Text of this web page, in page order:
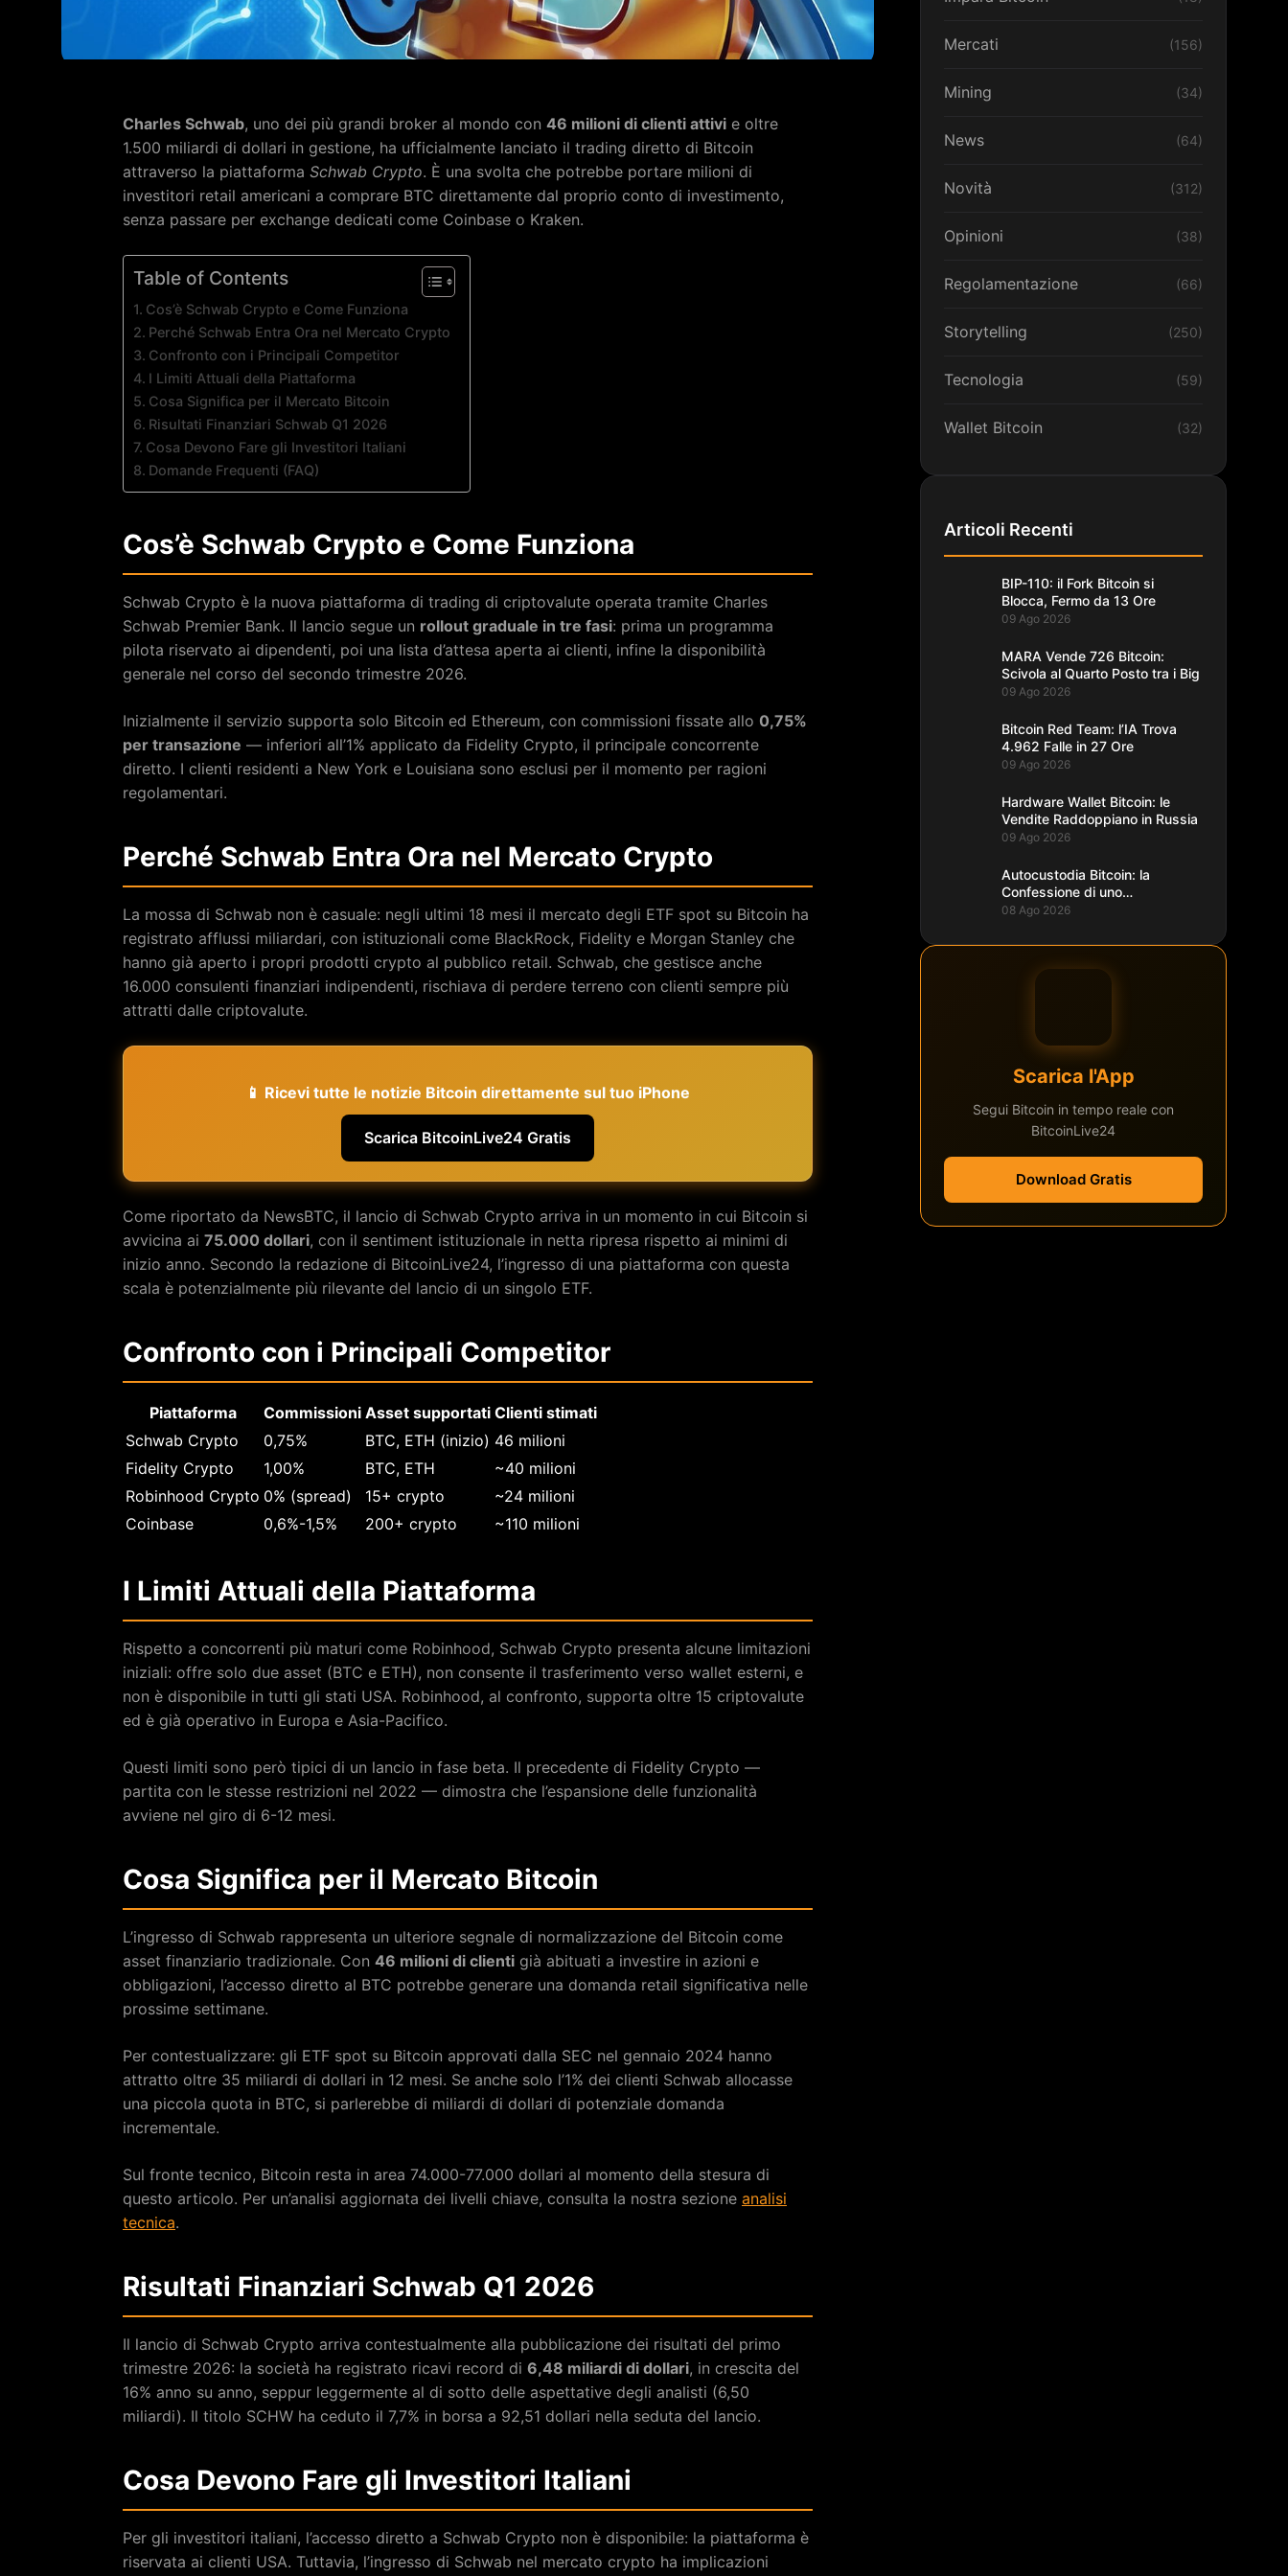
Charles Schwab, uno dei più grandi broker al mondo con 46 milioni di clienti attivi e oltre
1.500 miliardi di dollari in gestione, ha ufficialmente lanciato il trading diretto di Bitcoin
attraverso la piattaforma Schwab Crypto. È una svolta che potrebbe portare milioni di
investitori retail americani a comprare BTC direttamente dal proprio conto di investimento,
senza passare per exchange dedicati come Coinbase o Kraken.
Table of Contents
Cos’è Schwab Crypto e Come Funziona
Perché Schwab Entra Ora nel Mercato Crypto
Confronto con i Principali Competitor
I Limiti Attuali della Piattaforma
Cosa Significa per il Mercato Bitcoin
Risultati Finanziari Schwab Q1 2026
Cosa Devono Fare gli Investitori Italiani
Domande Frequenti (FAQ)
Cos’è Schwab Crypto e Come Funziona
Schwab Crypto è la nuova piattaforma di trading di criptovalute operata tramite Charles
Schwab Premier Bank. Il lancio segue un rollout graduale in tre fasi: prima un programma
pilota riservato ai dipendenti, poi una lista d’attesa aperta ai clienti, infine la disponibilità
generale nel corso del secondo trimestre 2026.
Inizialmente il servizio supporta solo Bitcoin ed Ethereum, con commissioni fissate allo 0,75%
per transazione — inferiori all’1% applicato da Fidelity Crypto, il principale concorrente
diretto. I clienti residenti a New York e Louisiana sono esclusi per il momento per ragioni
regolamentari.
Perché Schwab Entra Ora nel Mercato Crypto
La mossa di Schwab non è casuale: negli ultimi 18 mesi il mercato degli ETF spot su Bitcoin ha
registrato afflussi miliardari, con istituzionali come BlackRock, Fidelity e Morgan Stanley che
hanno già aperto i propri prodotti crypto al pubblico retail. Schwab, che gestisce anche
16.000 consulenti finanziari indipendenti, rischiava di perdere terreno con clienti sempre più
attratti dalle criptovalute.
📱 Ricevi tutte le notizie Bitcoin direttamente sul tuo iPhone
Scarica BitcoinLive24 Gratis
Come riportato da NewsBTC, il lancio di Schwab Crypto arriva in un momento in cui Bitcoin si
avvicina ai 75.000 dollari, con il sentiment istituzionale in netta ripresa rispetto ai minimi di
inizio anno. Secondo la redazione di BitcoinLive24, l’ingresso di una piattaforma con questa
scala è potenzialmente più rilevante del lancio di un singolo ETF.
Confronto con i Principali Competitor
Piattaforma Commissioni Asset supportati Clienti stimati
Schwab Crypto
0,75% BTC, ETH (inizio) 46 milioni
Fidelity Crypto
1,00% BTC, ETH
~40 milioni
Robinhood Crypto 0% (spread) 15+ crypto
~24 milioni
Coinbase
0,6%-1,5% 200+ crypto ~110 milioni
I Limiti Attuali della Piattaforma
Rispetto a concorrenti più maturi come Robinhood, Schwab Crypto presenta alcune limitazioni
iniziali: offre solo due asset (BTC e ETH), non consente il trasferimento verso wallet esterni, e
non è disponibile in tutti gli stati USA. Robinhood, al confronto, supporta oltre 15 criptovalute
ed è già operativo in Europa e Asia-Pacifico.
Questi limiti sono però tipici di un lancio in fase beta. Il precedente di Fidelity Crypto —
partita con le stesse restrizioni nel 2022 — dimostra che l’espansione delle funzionalità
avviene nel giro di 6-12 mesi.
Cosa Significa per il Mercato Bitcoin
L’ingresso di Schwab rappresenta un ulteriore segnale di normalizzazione del Bitcoin come
asset finanziario tradizionale. Con 46 milioni di clienti già abituati a investire in azioni e
obbligazioni, l’accesso diretto al BTC potrebbe generare una domanda retail significativa nelle
prossime settimane.
Per contestualizzare: gli ETF spot su Bitcoin approvati dalla SEC nel gennaio 2024 hanno
attratto oltre 35 miliardi di dollari in 12 mesi. Se anche solo l’1% dei clienti Schwab allocasse
una piccola quota in BTC, si parlerebbe di miliardi di dollari di potenziale domanda
incrementale.
Sul fronte tecnico, Bitcoin resta in area 74.000-77.000 dollari al momento della stesura di
questo articolo. Per un’analisi aggiornata dei livelli chiave, consulta la nostra sezione analisi
tecnica.
Risultati Finanziari Schwab Q1 2026
Il lancio di Schwab Crypto arriva contestualmente alla pubblicazione dei risultati del primo
trimestre 2026: la società ha registrato ricavi record di 6,48 miliardi di dollari, in crescita del
16% anno su anno, seppur leggermente al di sotto delle aspettative degli analisti (6,50
miliardi). Il titolo SCHW ha ceduto il 7,7% in borsa a 92,51 dollari nella seduta del lancio.
Cosa Devono Fare gli Investitori Italiani
Per gli investitori italiani, l’accesso diretto a Schwab Crypto non è disponibile: la piattaforma è
riservata ai clienti USA. Tuttavia, l’ingresso di Schwab nel mercato crypto ha implicazioni
Mercati (156)
Mining (34)
News (64)
Novità (312)
Opinioni (38)
Regolamentazione (66)
Storytelling (250)
Tecnologia (59)
Wallet Bitcoin (32)
Articoli Recenti
BIP-110: il Fork Bitcoin si
Blocca, Fermo da 13 Ore
09 Ago 2026
MARA Vende 726 Bitcoin:
Scivola al Quarto Posto tra i Big
09 Ago 2026
Bitcoin Red Team: l’IA Trova
4.962 Falle in 27 Ore
09 Ago 2026
Hardware Wallet Bitcoin: le
Vendite Raddoppiano in Russia
09 Ago 2026
Autocustodia Bitcoin: la
Confessione di uno
Sviluppatore Lightning
08 Ago 2026
Scarica l'App
Segui Bitcoin in tempo reale con
BitcoinLive24
Download Gratis